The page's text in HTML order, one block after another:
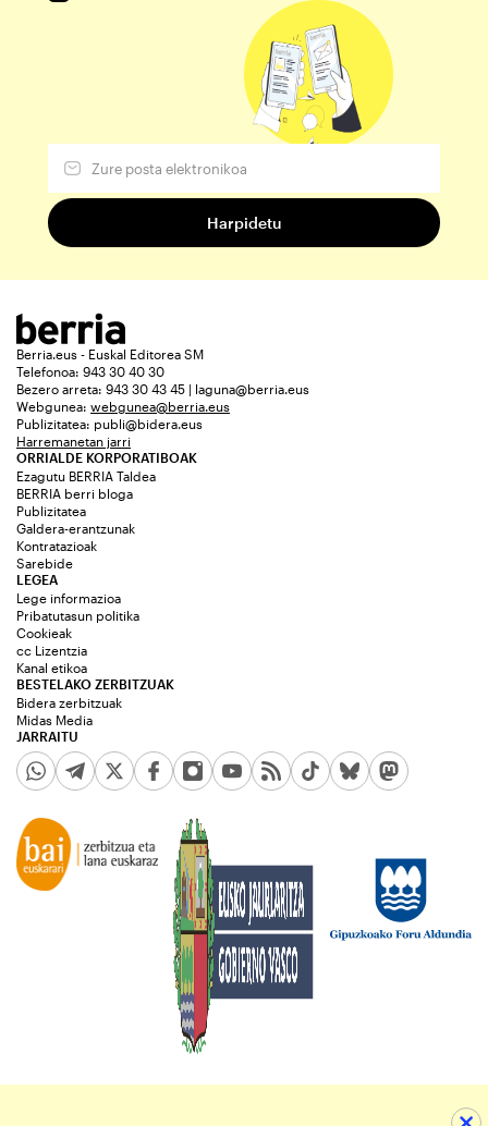
Berria.eus - Euskal Editorea SM
Telefonoa: 943 30 40 30
Bezero arreta: 943 30 43 45 | laguna@berria.eus
Webgunea: webgunea@berria.eus
Publizitatea: publi@bidera.eus
Harremanetan jarri
ORRIALDE KORPORATIBOAK
Ezagutu BERRIA Taldea
BERRIA berri bloga
Publizitatea
Galdera-erantzunak
Kontratazioak
Sarebide
JARRAITU
LEGEA
Lege informazioa
Pribatutasun politika
Cookieak
cc Lizentzia
Kanal etikoa
BESTELAKO ZERBITZUAK
Bidera zerbitzuak
Midas Media